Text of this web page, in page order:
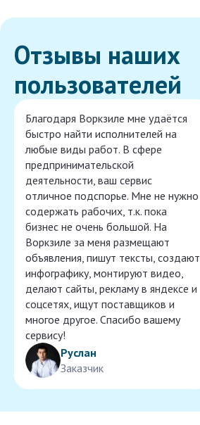
Отзывы наших
пользователей
Благодаря Воркзиле мне удаётся
быстро найти исполнителей на
любые виды работ. В сфере
предпринимательской
деятельности, ваш сервис
отличное подспорье. Мне не нужно
содержать рабочих, т.к. пока
бизнес не очень большой. На
Воркзиле за меня размещают
объявления, пишут тексты, создают
инфографику, монтируют видео,
делают сайты, рекламу в яндексе и
соцсетях, ищут поставщиков и
многое другое. Спасибо вашему
сервису!
Руслан
Заказчик